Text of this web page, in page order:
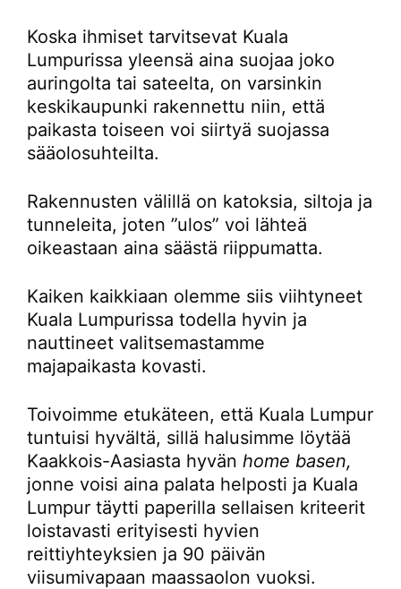
Koska ihmiset tarvitsevat Kuala
Lumpurissa yleensä aina suojaa joko
auringolta tai sateelta, on varsinkin
keskikaupunki rakennettu niin, että
paikasta toiseen voi siirtyä suojassa
sääolosuhteilta.
Rakennusten välillä on katoksia, siltoja ja
tunneleita, joten ”ulos” voi lähteä
oikeastaan aina säästä riippumatta.
Kaiken kaikkiaan olemme siis viihtyneet
Kuala Lumpurissa todella hyvin ja
nauttineet valitsemastamme
majapaikasta kovasti.
Toivoimme etukäteen, että Kuala Lumpur
tuntuisi hyvältä, sillä halusimme löytää
Kaakkois-Aasiasta hyvän home basen,
jonne voisi aina palata helposti ja Kuala
Lumpur täytti paperilla sellaisen kriteerit
loistavasti erityisesti hyvien
reittiyhteyksien ja 90 päivän
viisumivapaan maassaolon vuoksi.